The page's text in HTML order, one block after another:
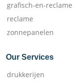
grafisch-en-reclame
reclame
zonnepanelen
Our Services
drukkerijen